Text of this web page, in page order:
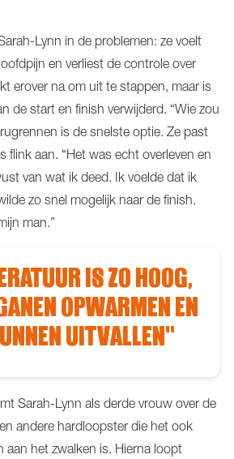
Lynn in de problemen: ze voelt
en verliest de controle over
erover na om uit te stappen, maar is
de start en finish verwijderd. “Wie zou
is de snelste optie. Ze past
flink aan. “Het was echt overleven en
van wat ik deed. Ik voelde dat ik
zo snel mogelijk naar de finish.
man.”
IS ZO HOOG,
OPWARMEN EN
UITVALLEN"
Sarah-Lynn als derde vrouw over de
andere hardloopster die het ook
aan het zwalken is. Hierna loopt